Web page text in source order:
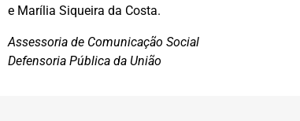
e Marília Siqueira da Costa.
Assessoria de Comunicação Social
Defensoria Pública da União